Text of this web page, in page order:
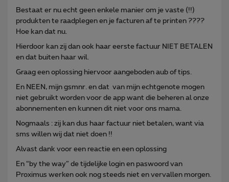
Bestaat er nu echt geen enkele manier om je vaste (!!)
produkten te raadplegen en je facturen af te printen ????
Hoe kan dat nu.
Hierdoor kan zij dan ook haar eerste factuur NIET BETALEN
en dat buiten haar wil.
Graag een oplossing hiervoor aangeboden aub of tips.
En NEEN, mijn gsmnr. en dat van mijn echtgenote mogen
niet gebruikt worden voor de app want die beheren al onze
abonnementen en kunnen dit niet voor ons mama.
Nogmaals : zij kan dus haar factuur niet betalen, want via
sms willen wij dat niet doen !!
Alvast dank voor een reactie en een oplossing
En “by the way” de tijdelijke login en paswoord van
Proximus werken ook nog steeds niet en vervallen morgen.